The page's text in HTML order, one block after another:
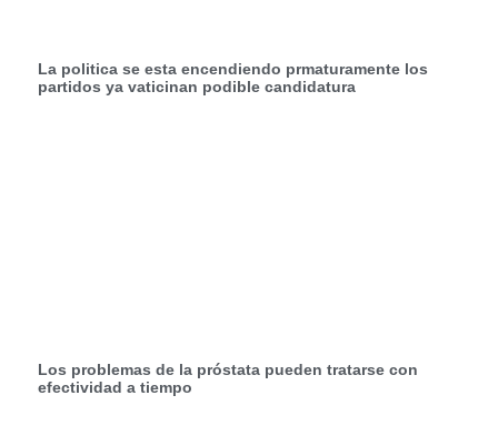
La politica se esta encendiendo prmaturamente los
partidos ya vaticinan podible candidatura
Los problemas de la próstata pueden tratarse con
efectividad a tiempo